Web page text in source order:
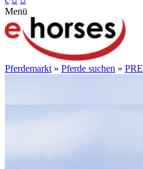
Menü
Pferdemarkt » Pferde suchen » PRE